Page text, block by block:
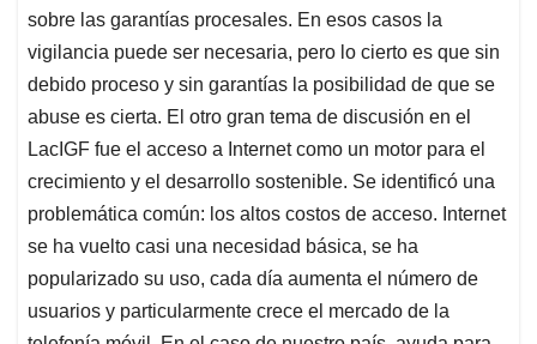
sobre las garantías procesales. En esos casos la
vigilancia puede ser necesaria, pero lo cierto es que sin
debido proceso y sin garantías la posibilidad de que se
abuse es cierta. El otro gran tema de discusión en el
LacIGF fue el acceso a Internet como un motor para el
crecimiento y el desarrollo sostenible. Se identificó una
problemática común: los altos costos de acceso. Internet
se ha vuelto casi una necesidad básica, se ha
popularizado su uso, cada día aumenta el número de
usuarios y particularmente crece el mercado de la